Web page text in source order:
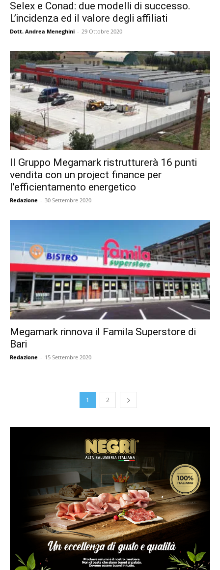
Selex e Conad: due modelli di successo.
L’incidenza ed il valore degli affiliati
Dott. Andrea Meneghini - 29 Ottobre 2020
Il Gruppo Megamark ristrutturerà 16 punti
vendita con un project finance per
l’efficientamento energetico
Redazione - 30 Settembre 2020
Megamark rinnova il Famila Superstore di
Bari
Redazione - 15 Settembre 2020
1 2